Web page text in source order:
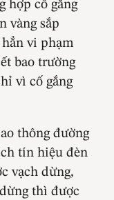
hợp cố gắng
vàng sắp
vi phạm
bao trường
vì cố gắng
thông đường
tín hiệu đèn
vạch dừng,
thì được